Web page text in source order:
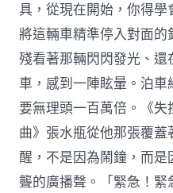
具，從現在開始，你得學
將這輛車精準停入對面
殘看著那輛閃閃發光、
車，感到一陣眩暈。泊
要無理頭一百萬倍。《
曲》張水瓶從他那張覆
醒，不是因為鬧鐘，而
聾的廣播聲。「緊急！